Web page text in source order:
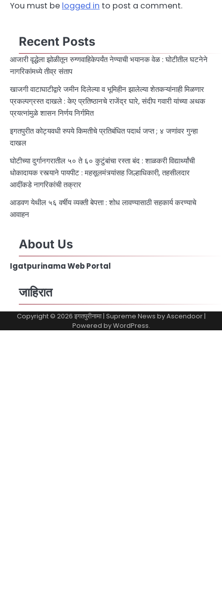
You must be logged in to post a comment.
Recent Posts
आजारी वृद्धेला झोळीतून रुग्णवाहिकेपर्यंत नेण्याची भयानक वेळ : घोटीतील घटनेने
नागरिकांमध्ये तीव्र संताप
खाजगी वाटाघाटीद्वारे जमीन दिलेल्या व भूमिहीन झालेल्या शेतकऱ्यांनाही मिळणार
प्रकल्पग्रस्त दाखले : केए प्रतिष्ठानचे राजेंद्र घारे, संदीप गवारी यांच्या अथक
प्रयत्नांमुळे शासन निर्णय निर्गमित
इगतपुरीत कोट्यवधी रुपये किमतीचे प्रतिबंधित पदार्थ जप्त ; ४ जणांवर गुन्हा
दाखल
घोटीच्या दुर्गानगरातील ५० ते ६० कुटुंबांचा रस्ता बंद : शाळकरी विद्यार्थ्यांची
धोकादायक रस्त्याने पायपीट : महसूलमंत्र्यांसह जिल्हाधिकारी, तहसीलदार
आदींकडे नागरिकांची तक्रार
आडवण येथील ५६ वर्षीय व्यक्ती बेपत्ता : शोध लावण्यासाठी सहकार्य करण्याचे
आवाहन
About Us
Igatpurinama Web Portal
जाहिरात
Copyright © 2026 इगतपुरीनामा| Supreme News byAscendoor|
Powered byWordPress.